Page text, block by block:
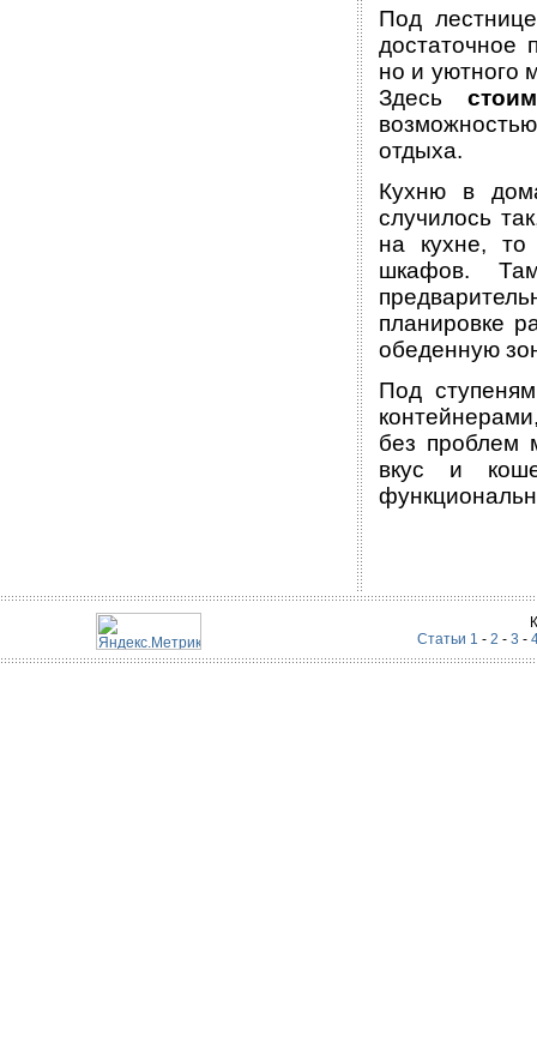
Под
достаточное
но и уютного
Здесь
отдыха.
Кухню в
случилось
на кухне, то
шкафов.
планировке
обеденную
Под
без проблем
вкус и
Статьи 1 - 2 - 3 -